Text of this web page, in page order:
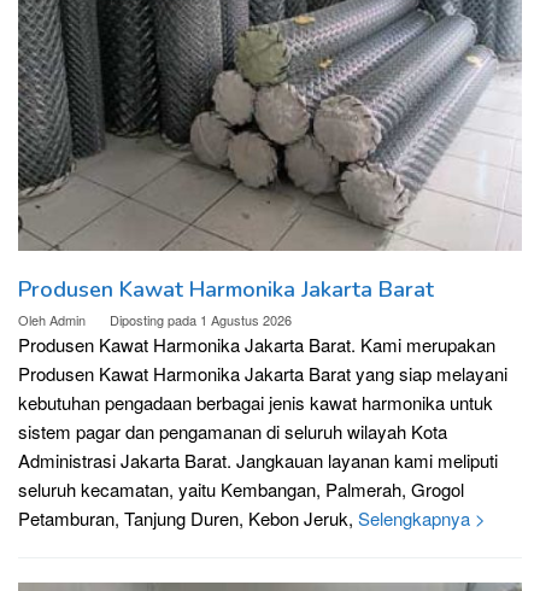
Produsen Kawat Harmonika Jakarta Barat
OlehAdmin Diposting pada 1 Agustus 2026
Produsen Kawat Harmonika Jakarta Barat. Kami merupakan
Produsen Kawat Harmonika Jakarta Barat yang siap melayani
kebutuhan pengadaan berbagai jenis kawat harmonika untuk
sistem pagar dan pengamanan di seluruh wilayah Kota
Administrasi Jakarta Barat. Jangkauan layanan kami meliputi
seluruh kecamatan, yaitu Kembangan, Palmerah, Grogol
Petamburan, Tanjung Duren, Kebon Jeruk, Selengkapnya >